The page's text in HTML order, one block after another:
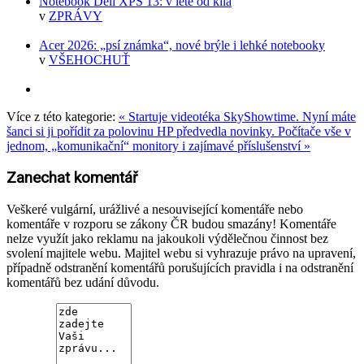
v ZPRÁVY
Acer 2026: „psí známka“, nové brýle i lehké notebooky
v VŠEHOCHUŤ
Více z této kategorie: « Startuje videotéka SkyShowtime. Nyní máte
šanci si ji pořídit za polovinu HP předvedla novinky. Počítače vše v
jednom, „komunikační“ monitory i zajímavé příslušenství »
Zanechat komentář
Veškeré vulgární, urážlivé a nesouvisející komentáře nebo
komentáře v rozporu se zákony ČR budou smazány! Komentáře
nelze využít jako reklamu na jakoukoli výdělečnou činnost bez
svolení majitele webu. Majitel webu si vyhrazuje právo na upravení,
případně odstranění komentářů porušujících pravidla i na odstranění
komentářů bez udání důvodu.